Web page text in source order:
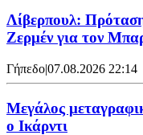
Λίβερπουλ:
Ζερμέν για τον
Γήπεδο|07.08.2026 22:14
Μεγάλος
ο Ικάρντι